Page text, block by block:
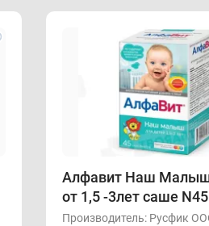
Алфавит Наш Малыш
от 1,5 -3лет саше
Производитель: Русфик